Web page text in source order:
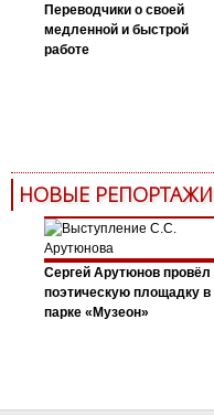
Переводчики о своей
медленной и быстрой
работе
НОВЫЕ РЕПОРТАЖИ
Сергей Арутюнов провёл
поэтическую площадку в
парке «Музеон»